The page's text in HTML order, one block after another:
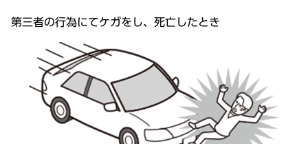
第三者の行為にてケガをし、死亡したとき